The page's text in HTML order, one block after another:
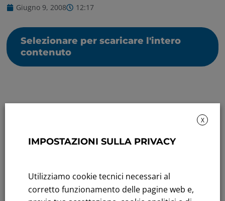
Giugno 9, 2008 12:17
Selezionare per scaricare l'intero
contenuto
Rendicontazione di sostenibilità
Bandi di gara: Ultimi bandi
X
IMPOSTAZIONI SULLA PRIVACY
Utilizziamo cookie tecnici necessari al
corretto funzionamento delle pagine web e,